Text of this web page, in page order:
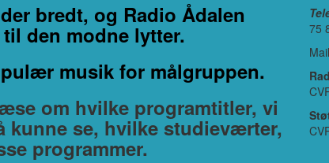
bredt, og Radio Ådalen
den modne lytter.
musik for målgruppen.
om hvilke programtitler, vi
kunne se, hvilke studieværter,
programmer.
75